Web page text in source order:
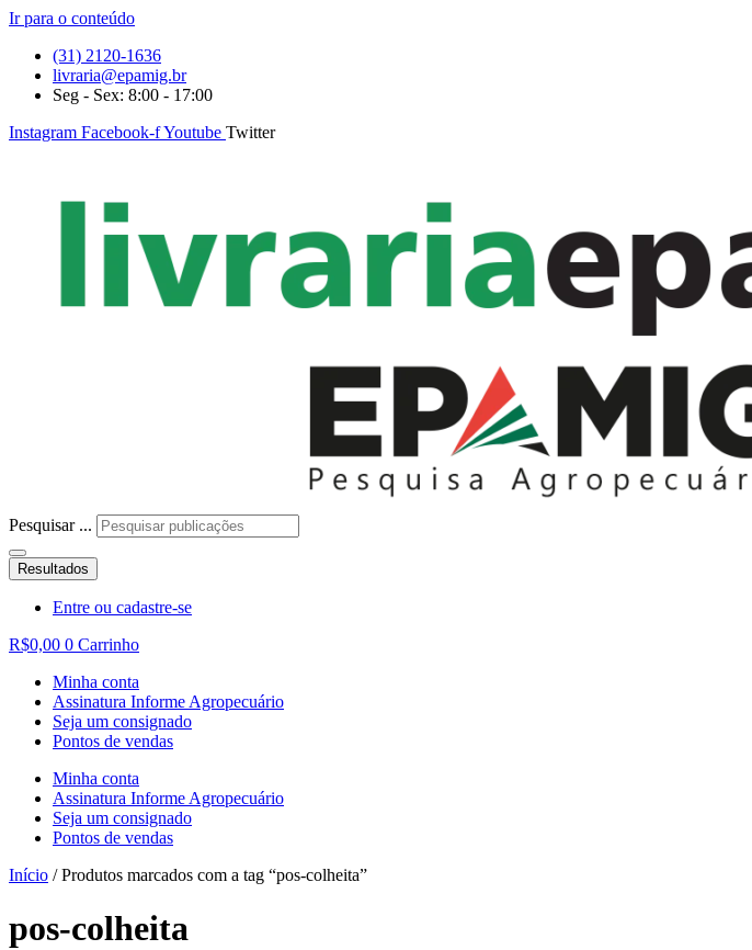
Ir para o conteúdo
(31) 2120-1636
livraria@epamig.br
Seg - Sex: 8:00 - 17:00
Instagram Facebook-fYoutube Twitter
Pesquisar ...
Resultados
Entre ou cadastre-se
R$0,00 0 Carrinho
Minha conta
Assinatura Informe Agropecuário
Seja um consignado
Pontos de vendas
Minha conta
Assinatura Informe Agropecuário
Seja um consignado
Pontos de vendas
Início / Produtos marcados com a tag “pos-colheita”
pos-colheita